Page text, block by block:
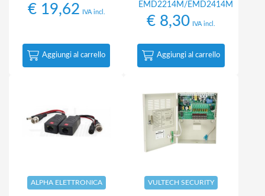
€19,62 IVA incl.
Aggiungi al carrello
EMD2214M/EMD2414M
€ 8,30 IVA incl.
Aggiungi al carrello
ALPHA ELETTRONICA VULTECH SECURITY